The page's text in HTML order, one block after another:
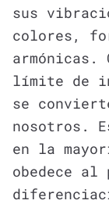
sus
colores,
armónicas.
límite de
se
nosotros.
en la
obedece